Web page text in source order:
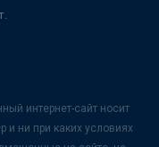
интернет-сайт носит
и ни при каких условиях